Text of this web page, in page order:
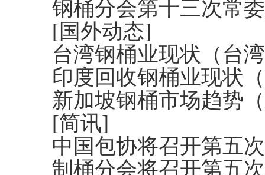
钢桶分会第十三次常
[国外动态]
台湾钢桶业现状（台
印度回收钢桶业现状
新加坡钢桶市场趋势
[简讯]
中国包协将召开第五
制桶分会将召开第五